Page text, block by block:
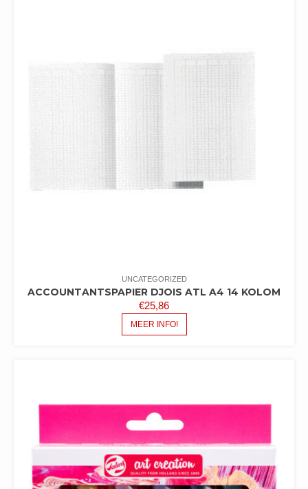
UNCATEGORIZED
ACCOUNTANTSPAPIER DJOIS ATL A4 14 KOLOM
€25,86
MEER INFO!